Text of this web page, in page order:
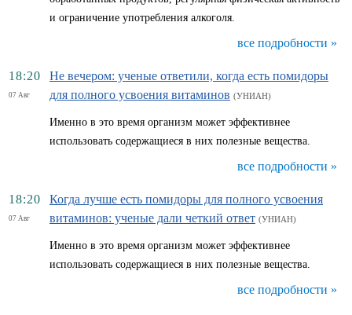
и ограничение употребления алкоголя.
все подробности »
18:20
07 Авг
Не вечером: ученые ответили, когда есть помидоры
для полного усвоения витаминов (УНИАН)
Именно в это время организм может эффективнее
использовать содержащиеся в них полезные вещества.
все подробности »
18:20
07 Авг
Когда лучше есть помидоры для полного усвоения
витаминов: ученые дали четкий ответ (УНИАН)
Именно в это время организм может эффективнее
использовать содержащиеся в них полезные вещества.
все подробности »